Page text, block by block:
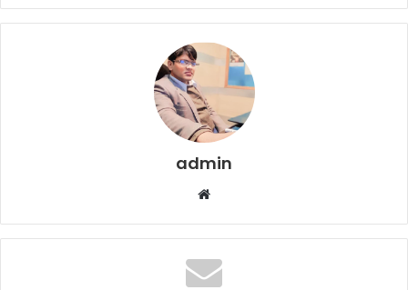
admin
Website